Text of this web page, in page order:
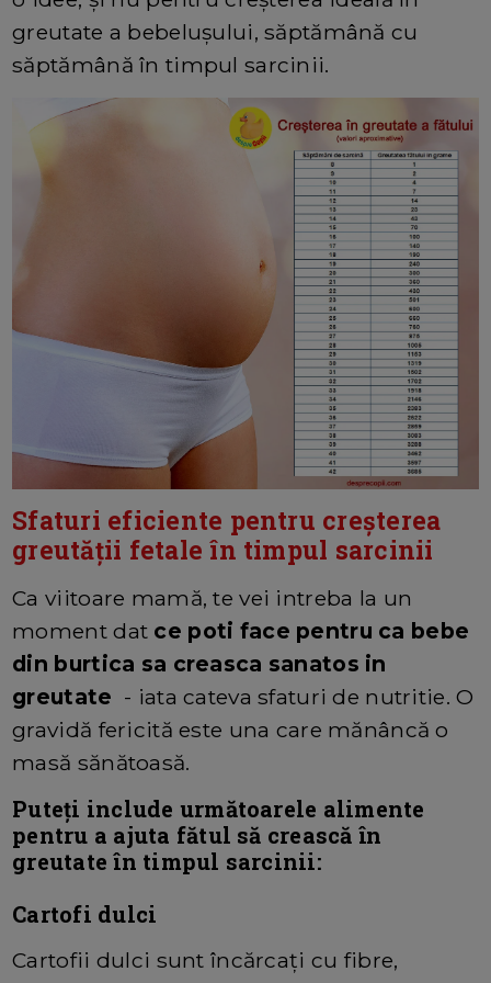
greutate a bebelușului, săptămână cu
săptămână în timpul sarcinii.
Sfaturi eficiente pentru creșterea
greutății fetale în timpul sarcinii
Ca viitoare mamă, te vei intreba la un
moment dat ce poti face pentru ca bebe
din burtica sa creasca sanatos in
greutate - iata cateva sfaturi de nutritie. O
gravidă fericită este una care mănâncă o
masă sănătoasă.
Puteți include următoarele alimente
pentru a ajuta fătul să crească în
greutate în timpul sarcinii:
Cartofi dulci
Cartofii dulci sunt încărcați cu fibre,